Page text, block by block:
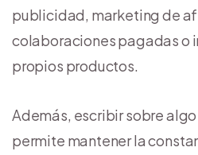
publicidad, marketing de
colaboraciones pagadas o
propios productos.
Además, escribir sobre
permite mantener la